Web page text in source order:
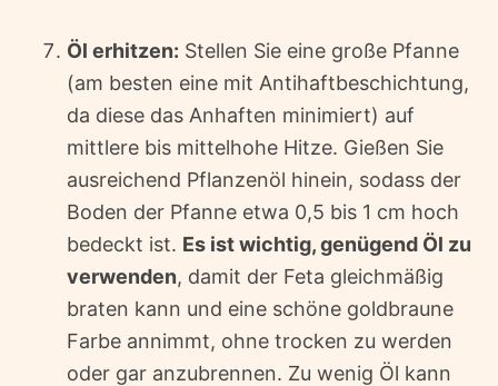
Öl erhitzen: Stellen Sie eine große Pfanne
(am besten eine mit Antihaftbeschichtung,
da diese das Anhaften minimiert) auf
mittlere bis mittelhohe Hitze. Gießen Sie
ausreichend Pflanzenöl hinein, sodass der
Boden der Pfanne etwa 0,5 bis 1 cm hoch
bedeckt ist. Es ist wichtig, genügend Öl zu
verwenden, damit der Feta gleichmäßig
braten kann und eine schöne goldbraune
Farbe annimmt, ohne trocken zu werden
oder gar anzubrennen. Zu wenig Öl kann